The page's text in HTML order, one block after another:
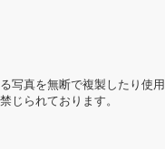
写真を無断で複製したり使用
じられております。